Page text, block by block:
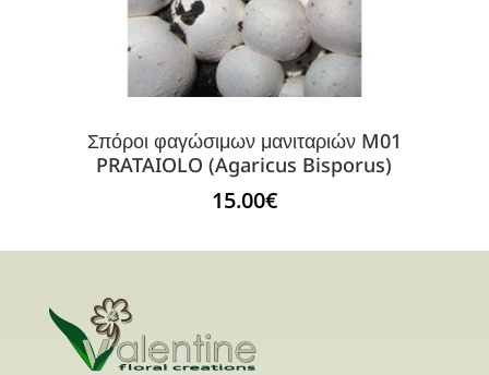
Σπόροι φαγώσιμων μανιταριών M01
PRATAIOLO (Agaricus Bisporus)
15.00€